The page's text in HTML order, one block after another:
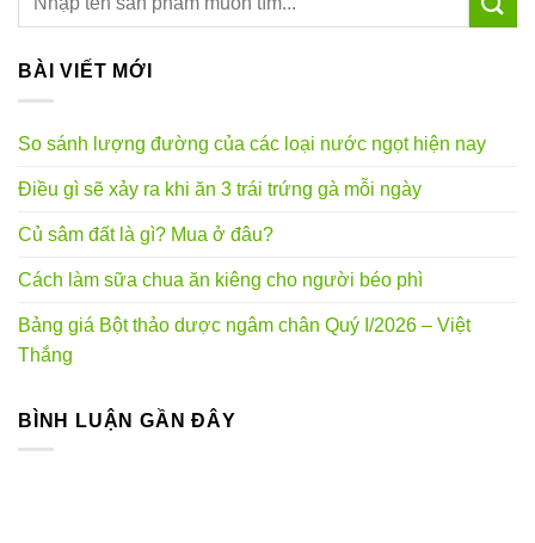
BÀI VIẾT MỚI
So sánh lượng đường của các loại nước ngọt hiện nay
Điều gì sẽ xảy ra khi ăn 3 trái trứng gà mỗi ngày
Củ sâm đất là gì? Mua ở đâu?
Cách làm sữa chua ăn kiêng cho người béo phì
Bảng giá Bột thảo dược ngâm chân Quý I/2026 – Việt
Thắng
BÌNH LUẬN GẦN ĐÂY